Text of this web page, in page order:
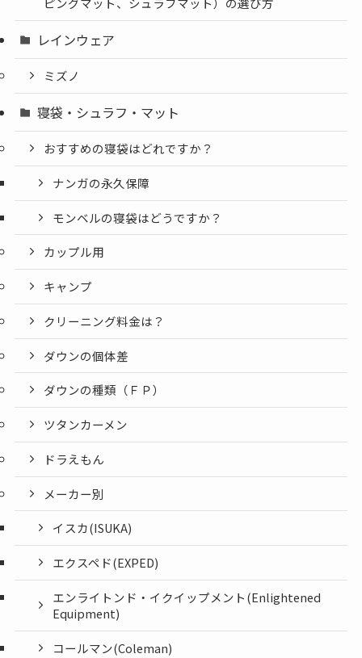
レインウェア
ミズノ
寝袋・シュラフ・マット
おすすめの寝袋はどれですか？
ナンガの永久保障
モンベルの寝袋はどうですか？
カップル用
キャンプ
クリーニング料金は？
ダウンの個体差
ダウンの種類（ＦＰ）
ツタンカーメン
ドラえもん
メーカー別
イスカ(ISUKA)
エクスペド(EXPED)
エンライトンド・イクイップメント(Enlightened
Equipment)
コールマン(Coleman)